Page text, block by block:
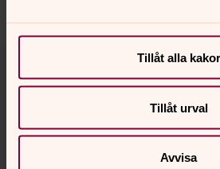
Tillåt alla kakor
Tillåt urval
Avvisa
Kontakt